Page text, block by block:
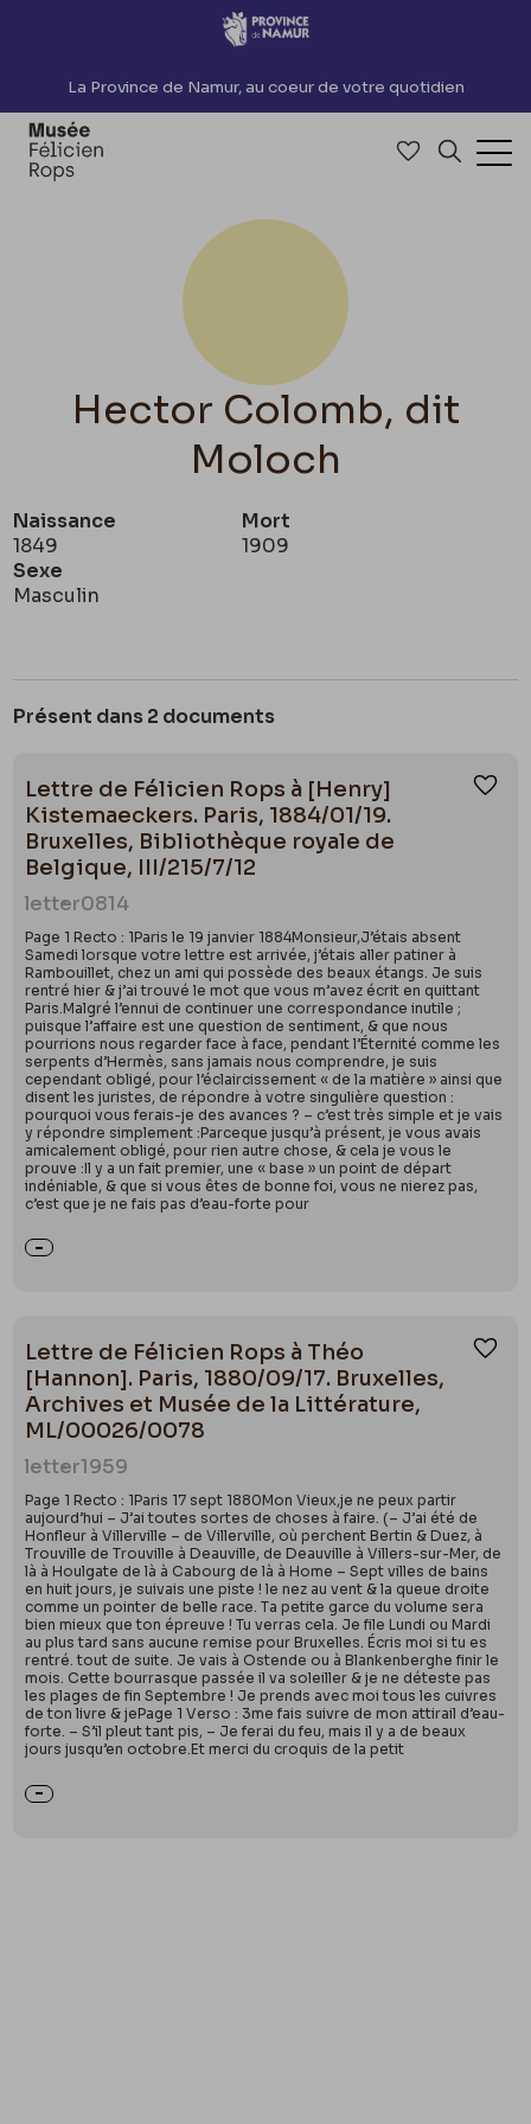
Accèder directement au contenu
La Province de Namur, au coeur de votre quotidien
Accéder à
Hector Colomb, dit
Moloch
Naissance
1849
Mort
1909
Sexe
Masculin
Présent dans 2 documents
Lettre de Félicien Rops à [Henry]
Kistemaeckers. Paris, 1884/01/19.
Bruxelles, Bibliothèque royale de
Belgique, III/215/7/12
letter0814
Page 1 Recto : 1Paris le 19 janvier 1884Monsieur,J’étais absent
Samedi lorsque votre lettre est arrivée, j’étais aller patiner à
Rambouillet, chez un ami qui possède des beaux étangs. Je suis
rentré hier & j’ai trouvé le mot que vous m’avez écrit en quittant
Paris.Malgré l’ennui de continuer une correspondance inutile ;
puisque l’affaire est une question de sentiment, & que nous
pourrions nous regarder face à face, pendant l’Éternité comme les
serpents d’Hermès, sans jamais nous comprendre, je suis
cependant obligé, pour l’éclaircissement « de la matière » ainsi que
disent les juristes, de répondre à votre singulière question :
pourquoi vous ferais-je des avances ? – c’est très simple et je vais
y répondre simplement :Parceque jusqu’à présent, je vous avais
amicalement obligé, pour rien autre chose, & cela je vous le
prouve :Il y a un fait premier, une « base » un point de départ
indéniable, & que si vous êtes de bonne foi, vous ne nierez pas,
c’est que je ne fais pas d’eau-forte pour
Lettre de Félicien Rops à Théo
[Hannon]. Paris, 1880/09/17. Bruxelles,
Archives et Musée de la Littérature,
ML/00026/0078
letter1959
Page 1 Recto : 1Paris 17 sept 1880Mon Vieux,je ne peux partir
aujourd’hui – J’ai toutes sortes de choses à faire. (– J’ai été de
Honfleur à Villerville – de Villerville, où perchent Bertin & Duez, à
Trouville de Trouville à Deauville, de Deauville à Villers-sur-Mer, de
là à Houlgate de là à Cabourg de là à Home – Sept villes de bains
en huit jours, je suivais une piste ! le nez au vent & la queue droite
comme un pointer de belle race. Ta petite garce du volume sera
bien mieux que ton épreuve ! Tu verras cela. Je file Lundi ou Mardi
au plus tard sans aucune remise pour Bruxelles. Écris moi si tu es
rentré. tout de suite. Je vais à Ostende ou à Blankenberghe finir le
mois. Cette bourrasque passée il va soleiller & je ne déteste pas
les plages de fin Septembre ! Je prends avec moi tous les cuivres
de ton livre & jePage 1 Verso : 3me fais suivre de mon attirail d’eau-
forte. – S’il pleut tant pis, – Je ferai du feu, mais il y a de beaux
jours jusqu’en octobre.Et merci du croquis de la petit